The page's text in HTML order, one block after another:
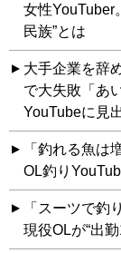
女性YouTuber
民族”とは
大手企業を辞
で大失敗「あ
YouTubeに見
「釣れる魚は
OL釣り
「スーツで釣
現役OLが“出